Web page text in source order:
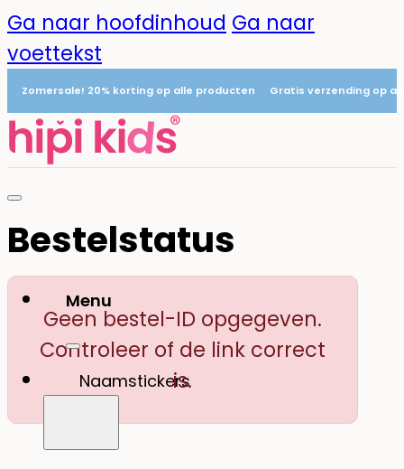
Ga naar hoofdinhoud Ga naar
voettekst
Zomersale! 20% korting op alle producten Gratis verzending op
Menu
Naamstickers
Bestelstatus
Geen bestel-ID opgegeven.
Controleer of de link correct
is.